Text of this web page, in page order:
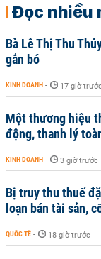
Đọc nhiều
Bà Lê Thị Thu
gắn bó
KINH DOANH - 17 giờ
Một thương hiệu
động, thanh lý
KINH DOANH - 3 giờ trước
Bị truy thu thuế
loạn bán tài sản,
QUỐC TẾ - 18 giờ trước